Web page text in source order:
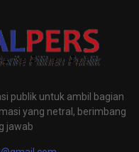
publik untuk ambil bagian
yang netral, berimbang
jawab